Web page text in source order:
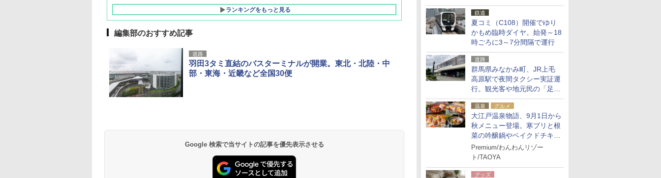
予約をアプリで一括確認
鉄道
夏コミ（C108）開催でゆり
かもめ臨時ダイヤ。始発～18
時ごろに3～7分間隔で運行
道路
群馬県みなかみ町、JR上毛
高原駅で夜間タクシー実証運
行。観光客や地元民の「足が
ない」課題解消へ、木金土に
2台体制
温泉 グルメ
大江戸温泉物語、9月1日から
秋メニュー登場。寒ブリと根
菜の吟醸鍋やベイクドチキ
ン、ショコラ＆栗スイーツも
食べ放題に
Premium/わんわんリゾー
ト/TAOYA
グッズ
ランキングをもっと見る
10,450円～
19,541円～
7,950円～
5,758円～
編集部のおすすめ記事
道路
羽田3タミ直結のバスターミナルが開業。東北・北陸・中
部・東海・近畿など全国30便
Google 検索で当サイトの記事を優先表示させる